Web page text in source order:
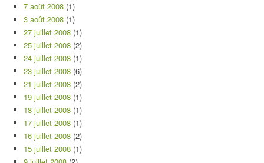
7 août 2008 (1)
3 août 2008 (1)
27 juillet 2008 (1)
25 juillet 2008 (2)
24 juillet 2008 (1)
23 juillet 2008 (6)
21 juillet 2008 (2)
19 juillet 2008 (1)
18 juillet 2008 (1)
17 juillet 2008 (1)
16 juillet 2008 (2)
15 juillet 2008 (1)